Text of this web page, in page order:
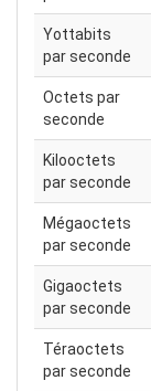
Yottabits
par seconde
Octets par
seconde
Kilooctets
par seconde
Mégaoctets
par seconde
Gigaoctets
par seconde
Téraoctets
par seconde